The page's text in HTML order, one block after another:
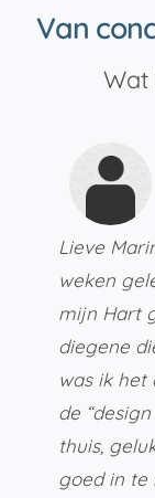
Van
Wat
Lieve
weken
mijn Hart
diegene
was ik het
de
thuis,
goed in te